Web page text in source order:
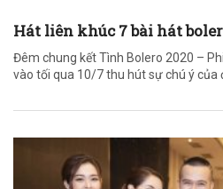
Hát liên khúc 7 bài hát
Đêm chung kết Tình Bolero 2020 –
vào tối qua 10/7 thu hút sự chú ý của